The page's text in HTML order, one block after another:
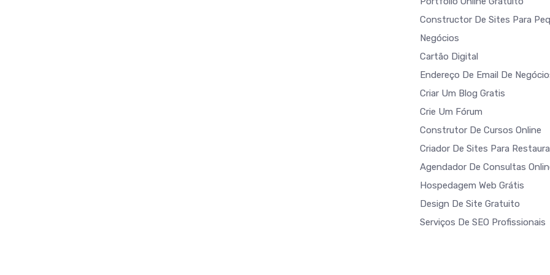
Constructor De Sites Para
Negócios
Cartão Digital
Endereço De Email De
Criar Um Blog Gratis
Crie Um Fórum
Construtor De Cursos Online
Criador De Sites Para
Agendador De Consultas
Hospedagem Web Grátis
Design De Site Gratuito
Serviços De SEO Profissionais